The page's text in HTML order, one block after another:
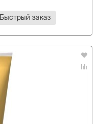
Быстрый заказ